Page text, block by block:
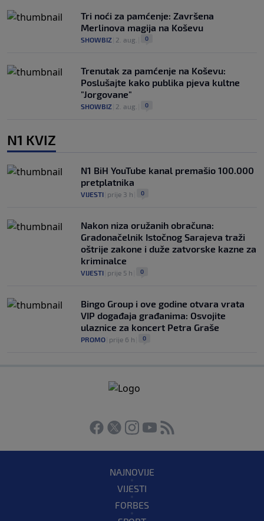
Tri noći za pamćenje: Završena
Merlinova magija na Koševu
SHOWBIZ 2. aug. 0
Trenutak za pamćenje na Koševu:
Poslušajte kako publika pjeva kultne
"Jorgovane"
SHOWBIZ 2. aug. 0
N1 KVIZ
N1 BiH YouTube kanal premašio 100.000
pretplatnika
VIJESTI prije 3 h 0
Nakon niza oružanih obračuna:
Gradonačelnik Istočnog Sarajeva traži
oštrije zakone i duže zatvorske kazne za
kriminalce
VIJESTI prije 5 h 0
Bingo Group i ove godine otvara vrata
VIP događaja građanima: Osvojite
ulaznice za koncert Petra Graše
PROMO prije 6 h 0
NAJNOVIJE
VIJESTI
FORBES